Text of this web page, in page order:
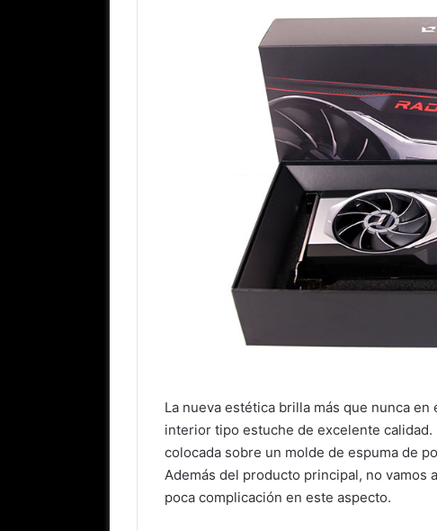
La nueva estética brilla más que nunca
interior tipo estuche de excelente
colocada sobre un molde de espuma de
Además del producto principal, no vamos
poca complicación en este aspecto.